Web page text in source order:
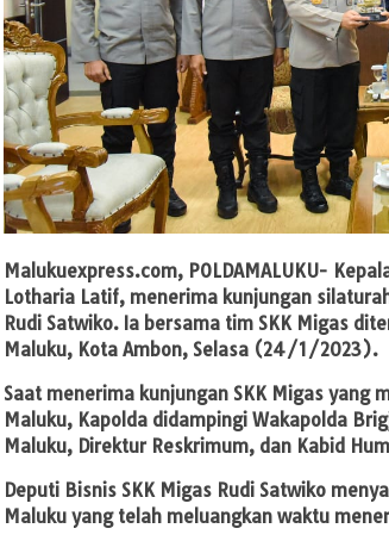
Malukuexpress.com, POLDAMALUKU-
Lotharia Latif, menerima kunjungan
Rudi Satwiko. Ia bersama tim SKK Migas
Maluku, Kota Ambon, Selasa (24/1/2023).
Saat menerima kunjungan SKK Migas yang
Maluku, Kapolda didampingi Wakapolda
Maluku, Direktur Reskrimum, dan Kabid
Deputi Bisnis SKK Migas Rudi Satwiko
Maluku yang telah meluangkan waktu